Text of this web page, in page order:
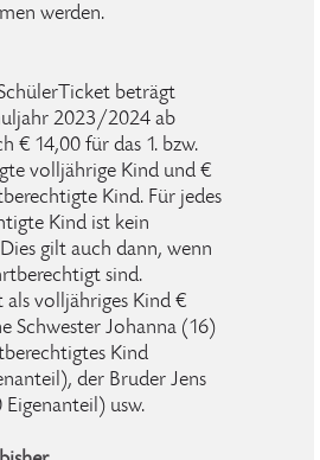
werden.
beträgt
2023/2024 ab
€ 14,00 für das 1. bzw.
volljährige Kind und €
Kind. Für jedes
Kind ist kein
gilt auch dann, wenn
sind.
als volljähriges Kind €
Schwester Johanna (16)
Kind
der Bruder Jens
Eigenanteil) usw.